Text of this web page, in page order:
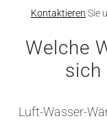
Kontaktieren Sie
Welche
sich
Luft-Wasser-